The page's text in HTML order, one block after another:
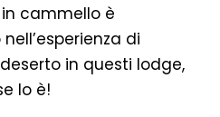
in cammello è
di
in questi lodge,
lo è!